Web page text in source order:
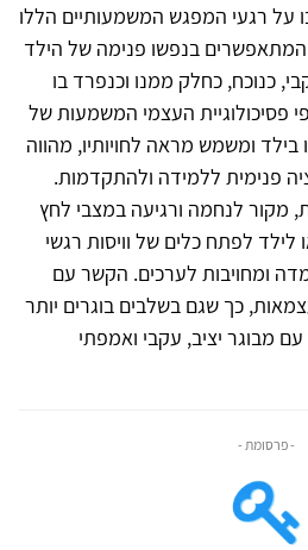
על רגעי המפגש המשמעותיים הללו
המתאפשרים בנפשו פנימה של הילד
כנוכח, כחלק ממנו וכנפרד בו
1995). על פי פסיכולוגיית העצמי המשמעות של
בילד ומשמש מראה לחויותיו, מהווה
פנימית ללמידה ולהתקדמות.
לנחמה ורגיעה במצבי לחץ
לפתח כלים של וויסות רגשי
ומחויבות לערכים. הקשר עם
כך שגם בשלבים בוגרים יותר
מבוגר יציב, עקבי ואמפתי
- פרסומת -